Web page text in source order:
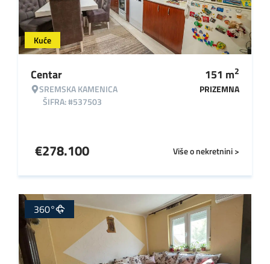
Kuće
Centar
SREMSKA KAMENICA
ŠIFRA: #537503
151 m2
PRIZEMNA
Više o nekretnini >
€278.100
360°